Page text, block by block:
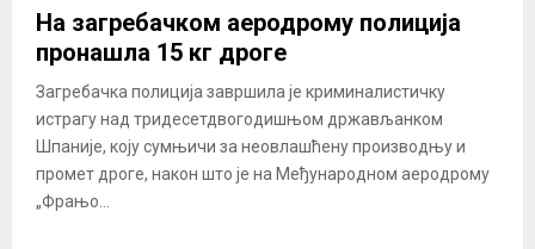
На загребачком аеродрому полиција
пронашла 15 кг дроге
Загребачка полиција завршила је криминалистичку
истрагу над тридесетдвогодишњом држављанком
Шпаније, коју сумњичи за неовлашћену производњу и
промет дроге, након што је на Међународном аеродрому
„Фрањо...